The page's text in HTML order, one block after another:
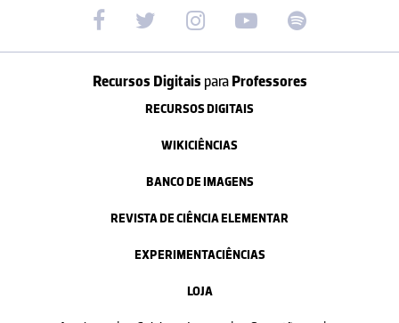
Recursos Digitais paraProfessores
RECURSOS DIGITAIS
WIKICIÊNCIAS
BANCO DE IMAGENS
REVISTA DE CIÊNCIA ELEMENTAR
EXPERIMENTACIÊNCIAS
LOJA